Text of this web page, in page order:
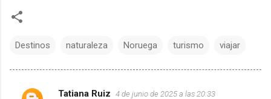
Destinos naturaleza Noruega turismo viajar
Tatiana Ruiz 4 de junio de 2025 a las 20:33